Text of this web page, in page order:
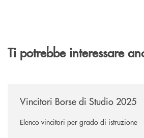
Ti potrebbe interessare
Vincitori Borse di Studio 2025
Elenco vincitori per grado di istruzione